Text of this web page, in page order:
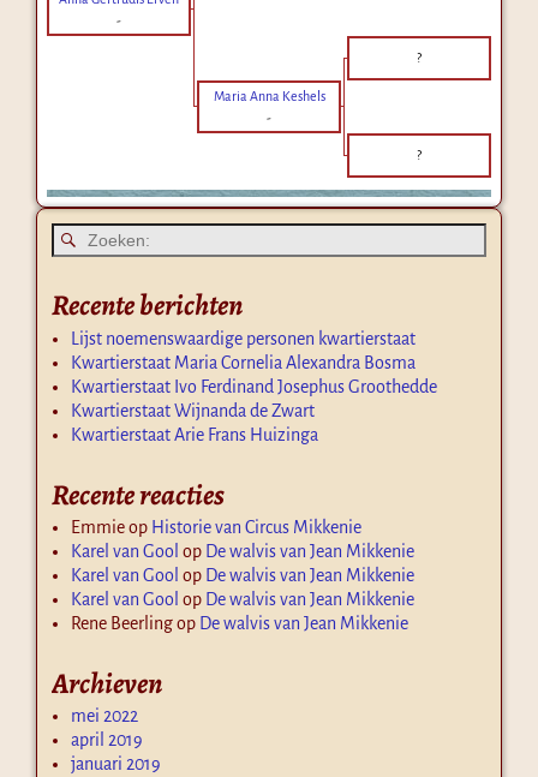
-
?
Maria Anna Keshels
-
?
Recente berichten
Lijst noemenswaardige personen kwartierstaat
Kwartierstaat Maria Cornelia Alexandra Bosma
Kwartierstaat Ivo Ferdinand Josephus Groothedde
Kwartierstaat Wijnanda de Zwart
Kwartierstaat Arie Frans Huizinga
Recente reacties
Emmieop Historie van Circus Mikkenie
Karel van Gool op De walvis van Jean Mikkenie
Karel van Gool op De walvis van Jean Mikkenie
Karel van Gool op De walvis van Jean Mikkenie
Rene Beerlingop De walvis van Jean Mikkenie
Archieven
mei 2022
april 2019
januari 2019